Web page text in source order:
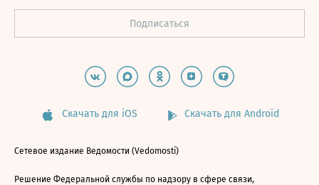
Скачать для iOS Скачать для Android
Сетевое издание Ведомости (Vedomosti)
Решение Федеральной службы по надзору в сфере связи,